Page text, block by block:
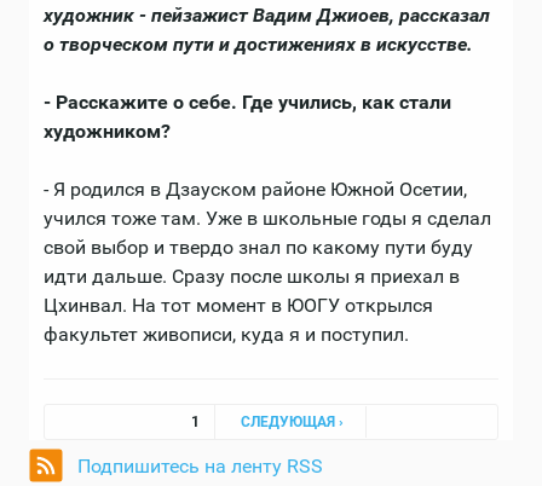
художник - пейзажист Вадим Джиоев, рассказал
о творческом пути и достижениях в искусстве.
- Расскажите о себе. Где учились, как стали
художником?
- Я родился в Дзауском районе Южной Осетии,
учился тоже там. Уже в школьные годы я сделал
свой выбор и твердо знал по какому пути буду
идти дальше. Сразу после школы я приехал в
Цхинвал. На тот момент в ЮОГУ открылся
факультет живописи, куда я и поступил.
Страницы
1 СЛЕДУЮЩАЯ ›
Подпишитесь на ленту RSS